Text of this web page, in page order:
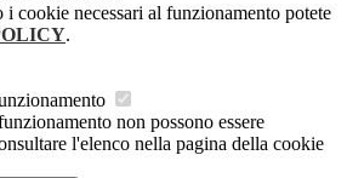
i cookie necessari al funzionamento potete
.
non possono essere
l'elenco nella pagina della cookie